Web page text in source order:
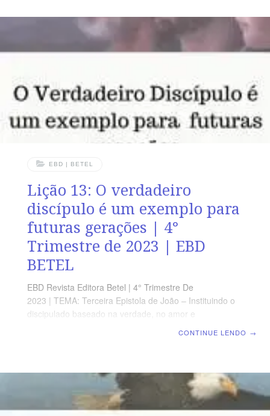
como bem vai a tua alma.” 3João 2 VERDADE
APLICADA Cabe ao Cristão observar os princípios
bíblicos sobre o cuidado pessoal de todas as áreas da
EBD | BETEL
Lição 13: O verdadeiro
discípulo é um exemplo para
futuras gerações | 4°
Trimestre de 2023 | EBD
BETEL
EBD Revista Editora Betel | 4° Trimestre De
2023 | TEMA: Terceira Epistola de João – Instituindo o
discipulado baseado na verdade, no amor e
quais imitai, atentando para sua maneira de viver”
Hebreus 13.7 VERDADE APLICADA Os discípulos de
Cristo, por pertencerem ao mesmo Corpo de Cristo,
CONTINUE LENDO →